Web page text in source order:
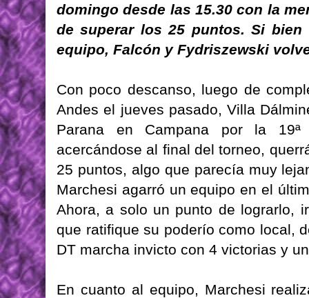
domingo desde las 15.30 con la
de superar los 25 puntos. Si
equipo, Falcón y Fydriszewski
Con poco descanso, luego de
Andes el jueves pasado, Villa
Parana en Campana por la
acercándose al final del torneo,
25 puntos, algo que parecía muy
Marchesi agarró un equipo en el
Ahora, a solo un punto de lograrlo,
que ratifique su poderío como local,
DT marcha invicto con 4 victorias y
En cuanto al equipo, Marchesi